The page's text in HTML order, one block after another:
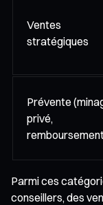
Ventes
stratégiques
Prévente
privé,
Parmi ces
conseillers, des